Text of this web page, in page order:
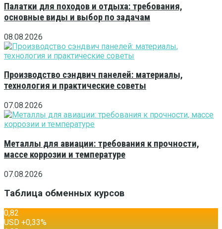
Палатки для походов и отдыха: требования,
основные виды и выбор по задачам
08.08.2026
Производство сэндвич панелей: материалы,
технология и практические советы
07.08.2026
Металлы для авиации: требования к прочности,
массе коррозии и температуре
07.08.2026
Таблица обменных курсов
0,82
USD +0,33%